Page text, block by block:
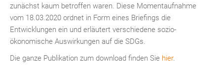
zunächst kaum betroffen waren. Diese Momentaufnahme
vom 18.03.2020 ordnet in Form eines Briefings die
Entwicklungen ein und erläutert verschiedene sozio-
ökonomische Auswirkungen auf die SDGs.
Die ganze Publikation zum download finden Sie hier.